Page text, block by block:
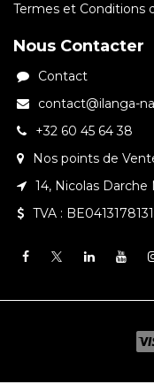
Termes et Conditions
Nous Contacter
Contact
contact@ilanga-
+32 60 45 64 38
Nos points de
14, Nicolas
TVA : BE0413178131